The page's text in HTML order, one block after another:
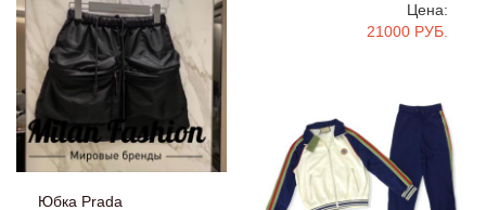
Цена:
21000 РУБ.
Юбка Prada